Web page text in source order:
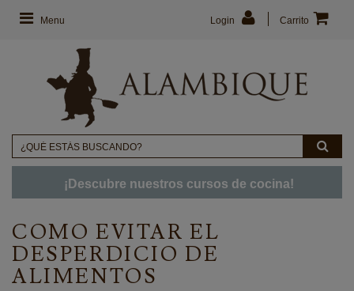
Menu Carrito
Login
¡Descubre nuestros cursos de cocina!
COMO EVITAR EL
DESPERDICIO DE
ALIMENTOS